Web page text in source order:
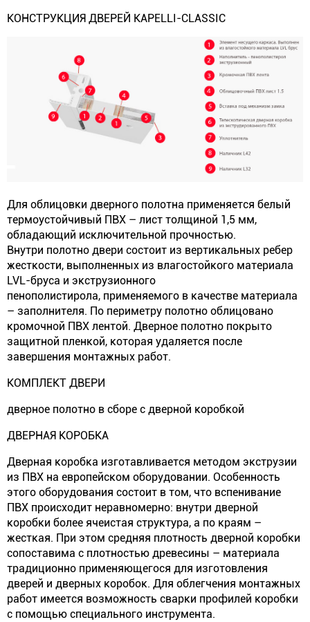
КОНСТРУКЦИЯ ДВЕРЕЙ KAPELLI-CLASSIC
Для облицовки дверного полотна применяется белый
термоустойчивый ПВХ – лист толщиной 1,5 мм,
обладающий исключительной прочностью.
Внутри полотно двери состоит из вертикальных ребер
жесткости, выполненных из влагостойкого материала
LVL-бруса и экструзионного
пенополистирола, применяемого в качестве материала
– заполнителя. По периметру полотно облицовано
кромочной ПВХ лентой. Дверное полотно покрыто
защитной пленкой, которая удаляется после
завершения монтажных работ.
КОМПЛЕКТ ДВЕРИ
дверное полотно в сборе с дверной коробкой
ДВЕРНАЯ КОРОБКА
Дверная коробка изготавливается методом экструзии
из ПВХ на европейском оборудовании. Особенность
этого оборудования состоит в том, что вспенивание
ПВХ происходит неравномерно: внутри дверной
коробки более ячеистая структура, а по краям –
жесткая. При этом средняя плотность дверной коробки
сопоставима с плотностью древесины – материала
традиционно применяющегося для изготовления
дверей и дверных коробок. Для облегчения монтажных
работ имеется возможность сварки профилей коробки
с помощью специального инструмента.